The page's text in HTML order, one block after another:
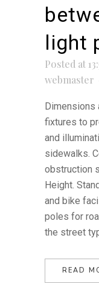
light
Posted at
webmaster
Dimensions
fixtures to
and
sidewalks.
obstruction
Height.
and bike
poles for
the street
READ